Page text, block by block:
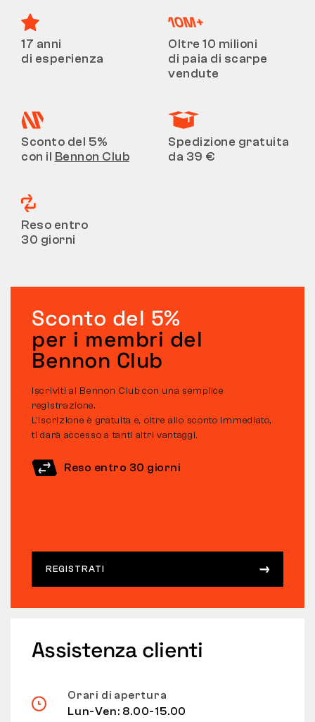
17 anni
di esperienza
Oltre 10 milioni
di paia di scarpe
vendute
Sconto del 5%
con il Bennon Club
Spedizione gratuita
da 39 €
Reso entro
30 giorni
Sconto del 5%
per i membri del
Bennon Club
Iscriviti al Bennon Club con una semplice
registrazione.
L’iscrizione è gratuita e, oltre allo sconto immediato,
ti darà accesso a tanti altri vantaggi.
Reso entro 30 giorni
REGISTRATI
Assistenza clienti
Orari di apertura
Lun-Ven: 8.00-15.00